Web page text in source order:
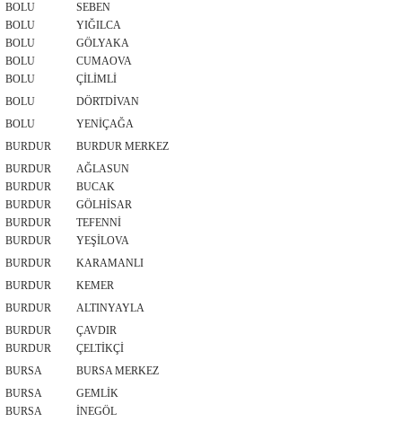
BOLU
SEBEN
BOLU
YIĞILCA
BOLU
GÖLYAKA
BOLU
CUMAOVA
BOLU
ÇİLİMLİ
BOLU
DÖRTDİVAN
BOLU
YENİÇAĞA
BURDUR
BURDUR MERKEZ
BURDUR
AĞLASUN
BURDUR
BUCAK
BURDUR
GÖLHİSAR
BURDUR
TEFENNİ
BURDUR
YEŞİLOVA
BURDUR
KARAMANLI
BURDUR
KEMER
BURDUR
ALTINYAYLA
BURDUR
ÇAVDIR
BURDUR
ÇELTİKÇİ
BURSA
BURSA MERKEZ
BURSA
GEMLİK
BURSA
İNEGÖL